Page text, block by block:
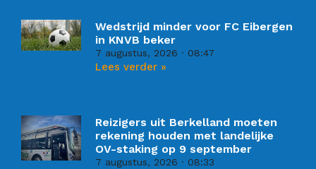
Wedstrijd minder voor FC Eibergen
in KNVB beker
7 augustus, 2026 08:47
Lees verder »
Reizigers uit Berkelland moeten
rekening houden met landelijke
OV-staking op 9 september
7 augustus, 2026 08:33